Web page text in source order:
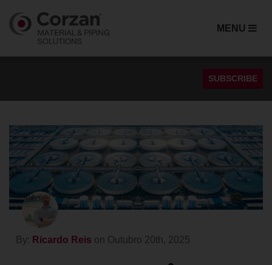
MENU
SUBSCRIBE
Cimento Solvente
Cloreto Alcalino
Comparação de Materiais
Corrosão
CPVC vs. Aço
CPVC vs PVC
Desempenho
By: Ricardo Reis on Outubro 20th, 2025